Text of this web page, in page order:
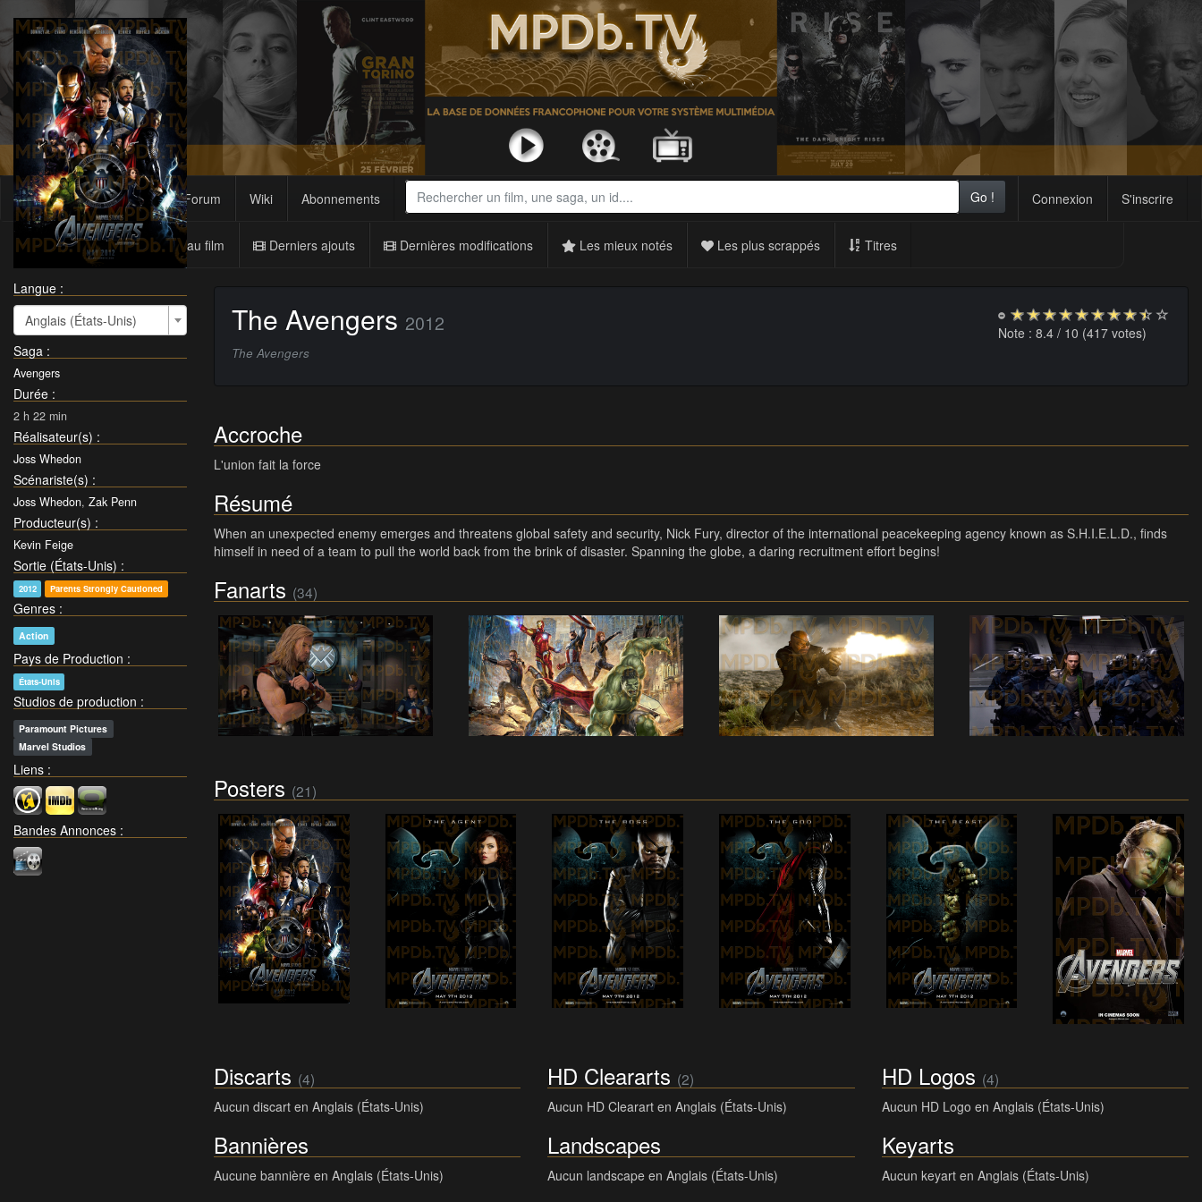
Films Sagas Forum Wiki Abonnements Connexion S'inscrire
Go !
Nouveau film Derniers ajouts Dernières modifications Les mieux notés Les plus scrappés Titres
Langue :
Anglais (États-Unis)
Saga :
Avengers
Durée :
2 h 22 min
Réalisateur(s) :
Joss Whedon
Scénariste(s) :
Joss Whedon, Zak Penn
Producteur(s) :
Kevin Feige
Sortie (États-Unis) :
2012 Parents Strongly Cautioned
Genres :
Action
Pays de Production :
États-Unis
Studios de production :
Paramount Pictures
Marvel Studios
Liens :
Bandes Annonces :
Note : 8.4 / 10 (417 votes)
The Avengers 2012
The Avengers
Accroche
L'union fait la force
Résumé
When an unexpected enemy emerges and threatens global safety and security, Nick Fury, director of the international peacekeeping agency known as S.H.I.E.L.D., finds
himself in need of a team to pull the world back from the brink of disaster. Spanning the globe, a daring recruitment effort begins!
Fanarts (34)
Posters (21)
Discarts (4)
Aucun discart en Anglais (États-Unis)
HD Cleararts (2)
Aucun HD Clearart en Anglais (États-Unis)
HD Logos (4)
Aucun HD Logo en Anglais (États-Unis)
Bannières
Aucune bannière en Anglais (États-Unis)
Landscapes
Aucun landscape en Anglais (États-Unis)
Keyarts
Aucun keyart en Anglais (États-Unis)